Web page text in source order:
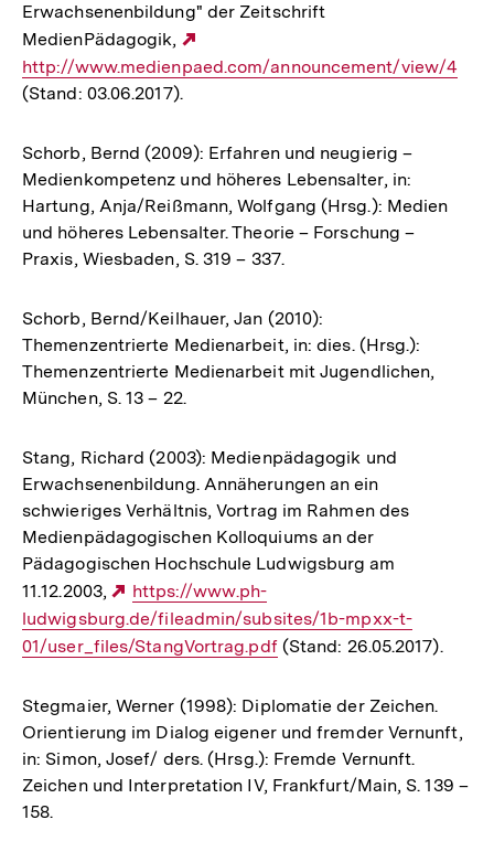
Erwachsenenbildung" der Zeitschrift
MedienPädagogik,
Link:
http://www.medienpaed.com/announcement/view/4
(Stand: 03.06.2017).
Schorb, Bernd (2009): Erfahren und neugierig –
Medienkompetenz und höheres Lebensalter, in:
Hartung, Anja/Reißmann, Wolfgang (Hrsg.): Medien
und höheres Lebensalter. Theorie – Forschung –
Praxis, Wiesbaden, S. 319 – 337.
Schorb, Bernd/Keilhauer, Jan (2010):
Themenzentrierte Medienarbeit, in: dies. (Hrsg.):
Themenzentrierte Medienarbeit mit Jugendlichen,
München, S. 13 – 22.
Stang, Richard (2003): Medienpädagogik und
Erwachsenenbildung. Annäherungen an ein
schwieriges Verhältnis, Vortrag im Rahmen des
Medienpädagogischen Kolloquiums an der
Pädagogischen Hochschule Ludwigsburg am
11.12.2003,
Externer
Link:
https://www.ph-
ludwigsburg.de/fileadmin/subsites/1b-mpxx-t-
01/user_files/StangVortrag.pdf(Stand: 26.05.2017).
Stegmaier, Werner (1998): Diplomatie der Zeichen.
Orientierung im Dialog eigener und fremder Vernunft,
in: Simon, Josef/ ders. (Hrsg.): Fremde Vernunft.
Zeichen und Interpretation IV, Frankfurt/Main, S. 139 –
158.